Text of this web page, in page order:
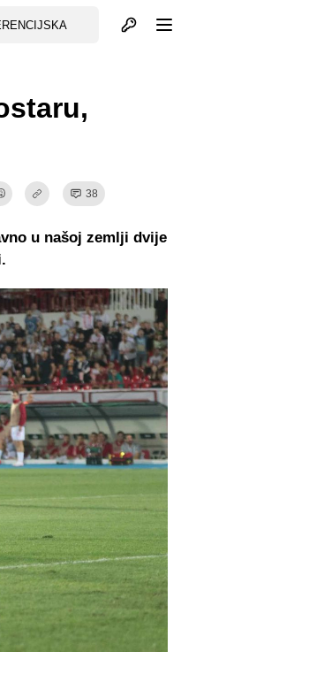
Otvori profil
38
u našoj zemlji dvije